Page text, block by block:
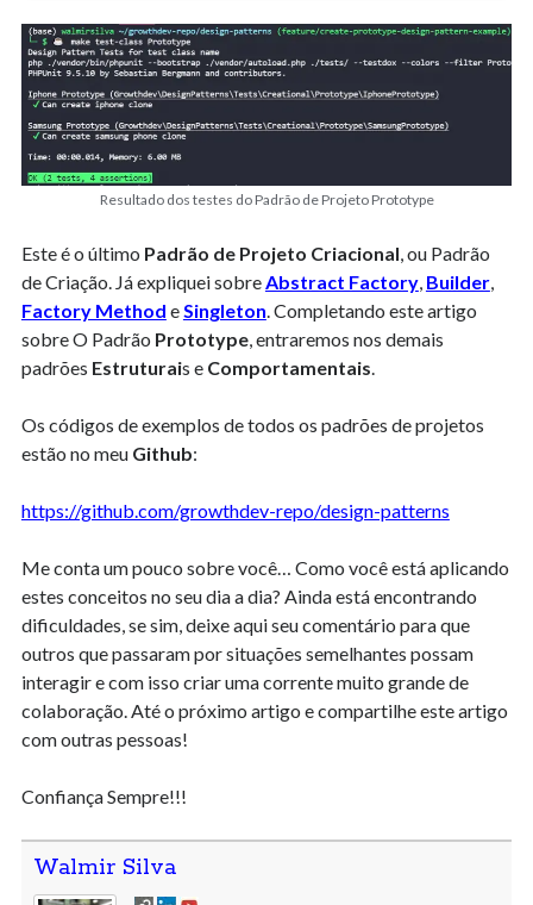
Resultado dos testes do Padrão de Projeto Prototype
Este é o último Padrão de Projeto Criacional , ou Padrão
de Criação. Já expliquei sobre Abstract Factory, Builder,
Factory Method e Singleton . Completando este artigo
sobre O Padrão Prototype, entraremos nos demais
padrões Estruturais e Comportamentais
Os códigos de exemplos de todos os padrões de projetos
estão no meu Github:
https://github.com/growthdev-repo/design-patterns
Me conta um pouco sobre você… Como você está aplicando
estes conceitos no seu dia a dia? Ainda está encontrando
dificuldades, se sim, deixe aqui seu comentário para que
outros que passaram por situações semelhantes possam
interagir e com isso criar uma corrente muito grande de
colaboração. Até o próximo artigo e compartilhe este artigo
com outras pessoas!
Confiança Sempre!!!
Walmir Silva